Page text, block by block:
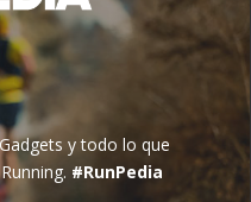
y todo lo que
#RunPedia